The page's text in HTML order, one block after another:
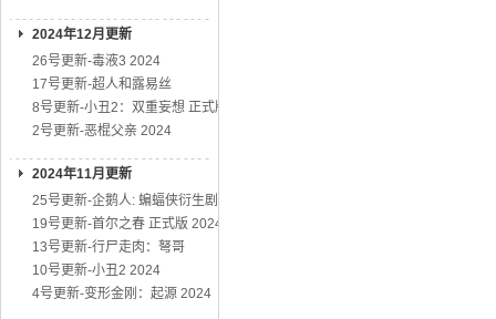
2024年12月更新
26号更新-毒液3 2024
17号更新-超人和露易丝
8号更新-小丑2：双重妄想 正式版
2号更新-恶棍父亲 2024
2024年11月更新
25号更新-企鹅人: 蝙蝠侠衍生剧
19号更新-首尔之春 正式版 2024
13号更新-行尸走肉：弩哥
10号更新-小丑2 2024
4号更新-变形金刚：起源 2024